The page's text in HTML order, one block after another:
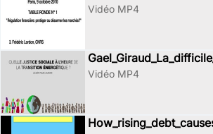
Vidéo MP4
Vidéo MP4